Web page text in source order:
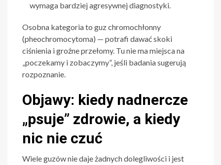
wymaga bardziej agresywnej diagnostyki.
Osobna kategoria to guz chromochłonny
(pheochromocytoma) — potrafi dawać skoki
ciśnienia i groźne przełomy. Tu nie ma miejsca na
„poczekamy i zobaczymy”, jeśli badania sugerują
rozpoznanie.
Objawy: kiedy nadnercze
„psuje” zdrowie, a kiedy
nic nie czuć
Wiele guzów nie daje żadnych dolegliwości i jest